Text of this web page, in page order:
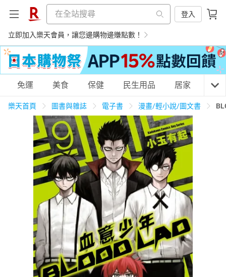
登入
立即加入樂天會員，讓您邊購物邊賺點數！
購物網分類
天天免運 美食蛋糕 養生保健 民生用品
居家生活 3C家電 運動休閒 親子玩具
女裝 男裝 化妝保養 情趣用品
日本購物 電子/紙本書
HOT
免運 美食 保健 民生用品 居家 3C
樂天首頁 圖書與雜誌 電子書 漫畫/輕小說/圖文書